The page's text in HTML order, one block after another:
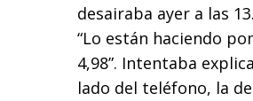
desairaba ayer a las
“Lo están haciendo
4,98”. Intentaba
lado del teléfono, la